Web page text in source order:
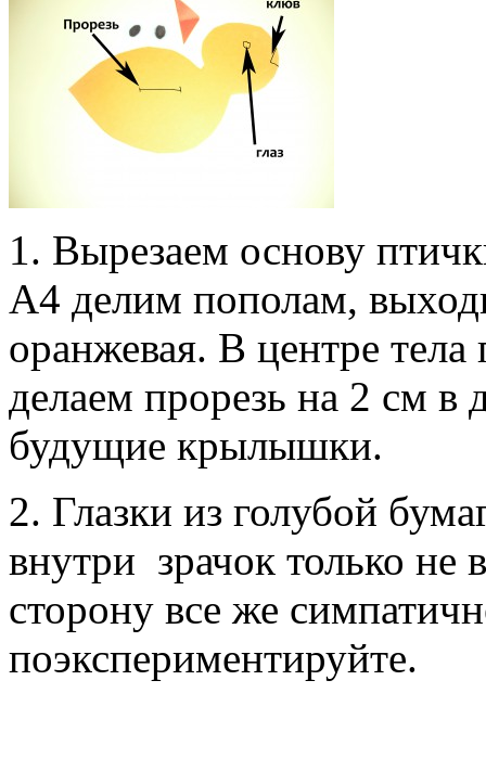
1. Вырезаем основу
А4 делим пополам,
оранжевая. В центре
делаем прорезь на 2 см в
будущие крылышки.
2. Глазки из голубой
внутри зрачок только не
сторону все же
поэкспериментируйте.